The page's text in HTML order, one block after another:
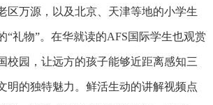
区万源，以及北京、天津等地的小学生
“礼物”。在华就读的AFS国际学生也观赏
校园，让远方的孩子能够近距离感知三
明的独特魅力。鲜活生动的讲解视频点